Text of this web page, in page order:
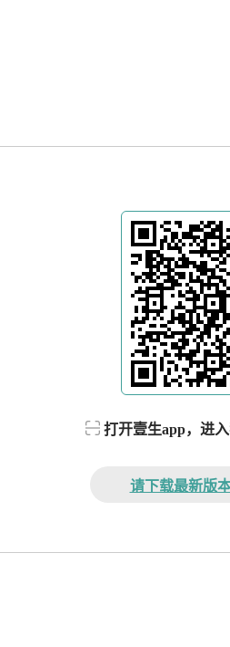
打开壹生app，进
请下载最新版